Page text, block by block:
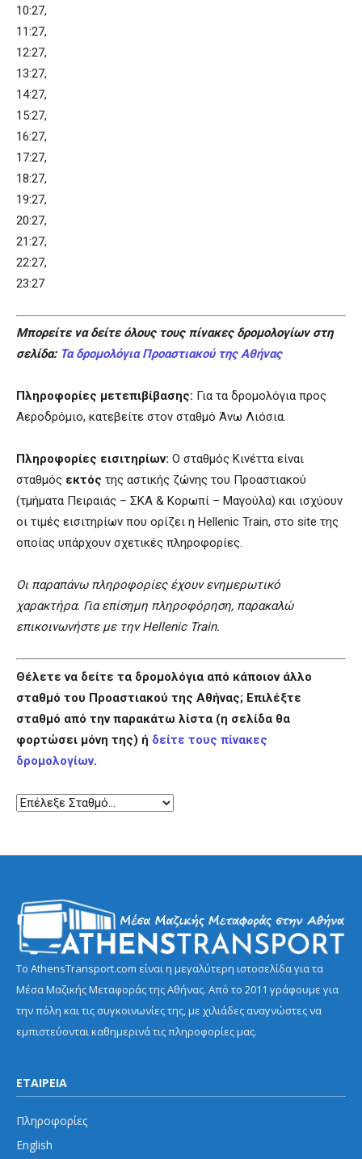
10:27,
11:27,
12:27,
13:27,
14:27,
15:27,
16:27,
17:27,
18:27,
19:27,
20:27,
21:27,
22:27,
23:27
Μπορείτε να δείτε όλους τους πίνακες δρομολογίων στη
σελίδα: Τα δρομολόγια Προαστιακού της Αθήνας
Πληροφορίες μετεπιβίβασης: Για τα δρομολόγια προς
Αεροδρόμιο, κατεβείτε στον σταθμό Άνω Λιόσια.
Πληροφορίες εισιτηρίων: Ο σταθμός Κινέττα είναι
σταθμός εκτός της αστικής ζώνης του Προαστιακού
(τμήματα Πειραιάς – ΣΚΑ & Κορωπί – Μαγούλα) και ισχύουν
οι τιμές εισιτηρίων που ορίζει η Hellenic Train, στο site της
οποίας υπάρχουν σχετικές πληροφορίες.
Οι παραπάνω πληροφορίες έχουν ενημερωτικό
χαρακτήρα. Για επίσημη πληροφόρηση, παρακαλώ
επικοινωνήστε με την Hellenic Train.
Θέλετε να δείτε τα δρομολόγια από κάποιον άλλο
σταθμό του Προαστιακού της Αθήνας; Επιλέξτε
σταθμό από την παρακάτω λίστα (η σελίδα θα
φορτώσει μόνη της) ή δείτε τους πίνακες
δρομολογίων.
Το AthensTransport.com είναι η μεγαλύτερη ιστοσελίδα για τα
Μέσα Μαζικής Μεταφοράς της Αθήνας. Από το 2011 γράφουμε για
την πόλη και τις συγκοινωνίες της, με χιλιάδες αναγνώστες να
εμπιστεύονται καθημερινά τις πληροφορίες μας.
ΕΤΑΙΡΕΙΑ
Πληροφορίες
English